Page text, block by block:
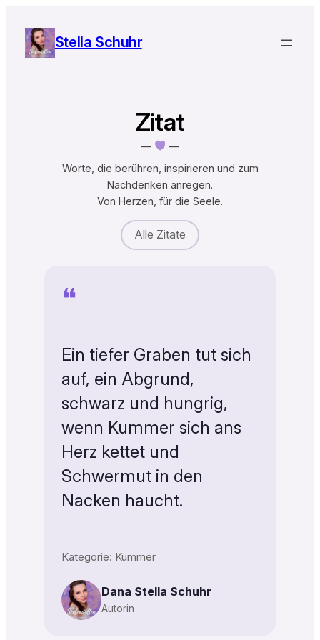
Inhalt
springen
Stella Schuhr
Zitat
—
—
Worte, die berühren, inspirieren und zum
Nachdenken anregen.
Von Herzen, für die Seele.
Alle Zitate
❝
Ein tiefer Graben tut sich
auf, ein Abgrund,
schwarz und hungrig,
wenn Kummer sich ans
Herz kettet und
Schwermut in den
Nacken haucht.
Kategorie: Kummer
Dana Stella Schuhr
Autorin